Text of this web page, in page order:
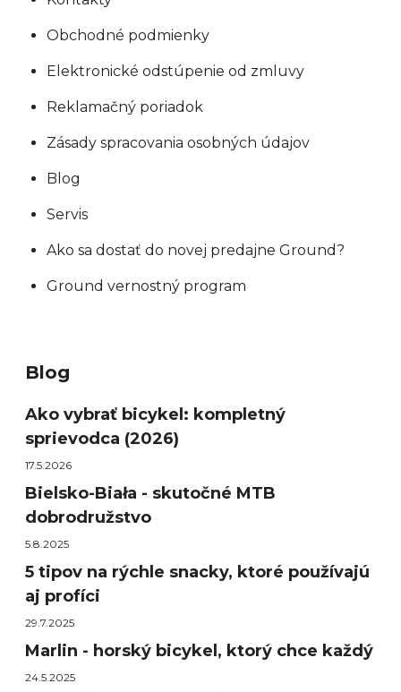
Obchodné podmienky
Elektronické odstúpenie od zmluvy
Reklamačný poriadok
Zásady spracovania osobných údajov
Blog
Servis
Ako sa dostať do novej predajne Ground?
Ground vernostný program
Blog
Ako vybrať bicykel: kompletný
sprievodca (2026)
17.5.2026
Bielsko-Biała - skutočné MTB
dobrodružstvo
5.8.2025
5 tipov na rýchle snacky, ktoré používajú
aj profíci
29.7.2025
Marlin - horský bicykel, ktorý chce každý
24.5.2025